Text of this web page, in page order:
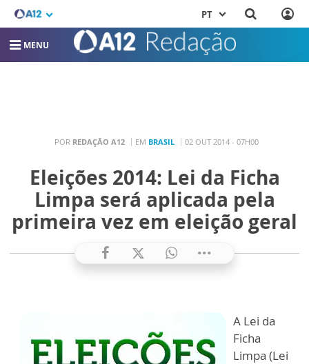
PT
MENU
POR REDAÇÃO A12 EM BRASIL 02 OUT 2014 - 07H00
Eleições 2014: Lei da Ficha
Limpa será aplicada pela
primeira vez em eleição geral
A Lei da
Ficha
Limpa (Lei